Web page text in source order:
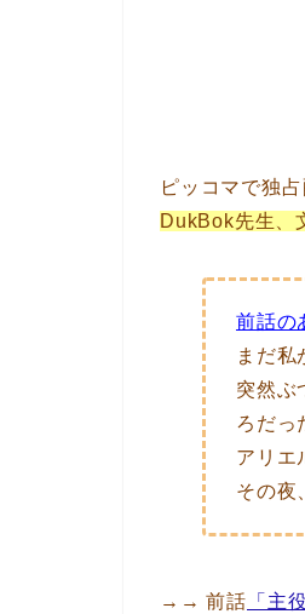
ピッコマで独
DukBok先生、
前話の
まだ私
突然ぶ
ろだっ
アリエ
その夜
→→ 前話 「主